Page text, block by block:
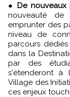
● De nouveaux
nouveauté de
emprunter des
niveau de
parcours
dans la
par des
s'étenderont à
Village des
ces enjeux